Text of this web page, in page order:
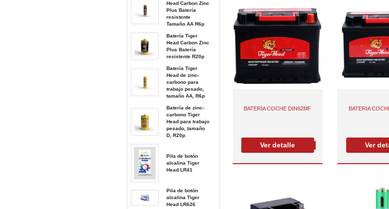
BATERÍA COCHE DIN62MF
Ver detalle
BATERIA
Ver
Head Carbon Zinc
Plus Batería
resistente
Tamaño AA R6p
Batería Tiger
Head Carbon Zinc
Plus Batería
resistente R20p
Batería Tiger
Head de zinc-
carbono para
trabajo pesado,
tamaño AA, R6p
Batería de zinc-
carbono Tiger
Head para trabajo
pesado, tamaño
D, R20p
Pila de botón
alcalina Tiger
Head LR41
Pila de botón
alcalina Tiger
Head LR626